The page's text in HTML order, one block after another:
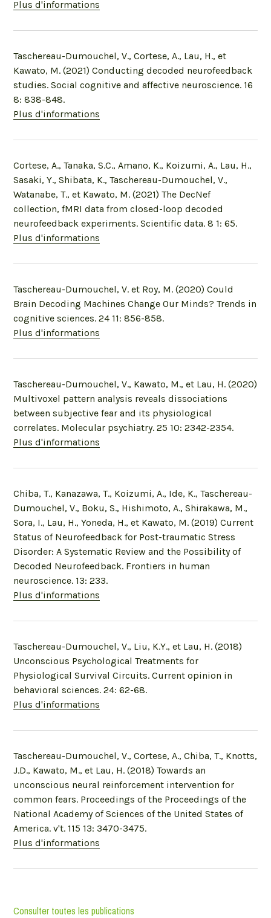
Plus d'informations
Taschereau-Dumouchel, V., Cortese, A., Lau, H., et
Kawato, M. (2021) Conducting decoded neurofeedback
studies. Social cognitive and affective neuroscience. 16
8: 838-848.
Plus d'informations
Cortese, A., Tanaka, S.C., Amano, K., Koizumi, A., Lau, H.,
Sasaki, Y., Shibata, K., Taschereau-Dumouchel, V.,
Watanabe, T., et Kawato, M. (2021) The DecNef
collection, fMRI data from closed-loop decoded
neurofeedback experiments. Scientific data. 8 1: 65.
Plus d'informations
Taschereau-Dumouchel, V. et Roy, M. (2020) Could
Brain Decoding Machines Change Our Minds? Trends in
cognitive sciences. 24 11: 856-858.
Plus d'informations
Taschereau-Dumouchel, V., Kawato, M., et Lau, H. (2020)
Multivoxel pattern analysis reveals dissociations
between subjective fear and its physiological
correlates. Molecular psychiatry. 25 10: 2342-2354.
Plus d'informations
Chiba, T., Kanazawa, T., Koizumi, A., Ide, K., Taschereau-
Dumouchel, V., Boku, S., Hishimoto, A., Shirakawa, M.,
Sora, I., Lau, H., Yoneda, H., et Kawato, M. (2019) Current
Status of Neurofeedback for Post-traumatic Stress
Disorder: A Systematic Review and the Possibility of
Decoded Neurofeedback. Frontiers in human
neuroscience. 13: 233.
Plus d'informations
Taschereau-Dumouchel, V., Liu, K.Y., et Lau, H. (2018)
Unconscious Psychological Treatments for
Physiological Survival Circuits. Current opinion in
behavioral sciences. 24: 62-68.
Plus d'informations
Taschereau-Dumouchel, V., Cortese, A., Chiba, T., Knotts,
J.D., Kawato, M., et Lau, H. (2018) Towards an
unconscious neural reinforcement intervention for
common fears. Proceedings of the Proceedings of the
National Academy of Sciences of the United States of
America. v't. 115 13: 3470-3475.
Plus d'informations
Consulter toutes les publications